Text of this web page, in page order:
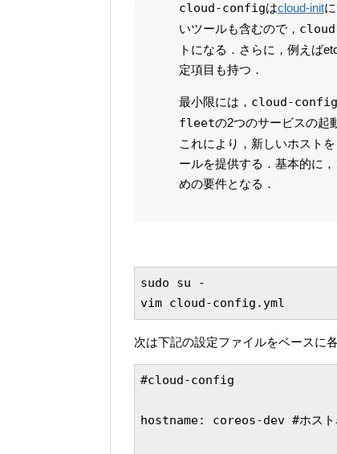
cloud-configはcloud-init
いツールも含むので，
トになる．さらに，例えば
定項目も持つ．
最小限には， cloud-config
fleetの2つのサービスの起
これにより，新しいホスト
ールを提供する．基本的に
めの要件となる．
sudo su -
次は下記の設定ファイルをベースに
#cloud-config
hostname: coreos-dev #ホスト